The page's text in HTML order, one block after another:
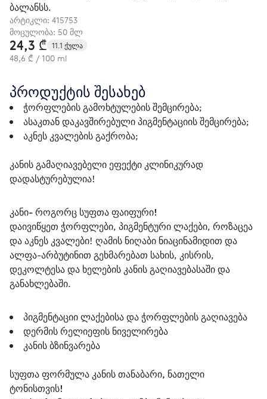
ბალანსს.
არტიკლი: 415753
მოცულობა: 50 მლ
24,3 ₾ 11.1 ქულა
48,6 ₾ / 100 ml
პროდუქტის შესახებ
ჭორფლების გამოხტულების შემცირება;
ასაკთან დაკავშირებული პიგმენტაციის შემცირება;
აკნეს კვალების გაქრობა;
კანის გამაღიავებელი ეფექტი კლინიკურად
დადასტურებულია!
კანი- როგორც სუფთა ფაიფური!
დაივიწყეთ ჭორფლები, პიგმენტური ლაქები, როზაცეა
და აკნეს კვალები! ღამის ნიღაბი ნიაცინამიდით და
ალფა-არბუტინით გეხმარებათ სახის, კისრის,
დეკოლტესა და ხელების კანის გაღიავებასაში და
განახლებაში.
პიგმენტაციი ლაქებისა და ჭორფლების გაღიავება
დერმის რელიეფის ნიველირება
კანის ბზინვარება
სუფთა ფორმულა კანის თანაბარი, ნათელი
ტონისთვის!